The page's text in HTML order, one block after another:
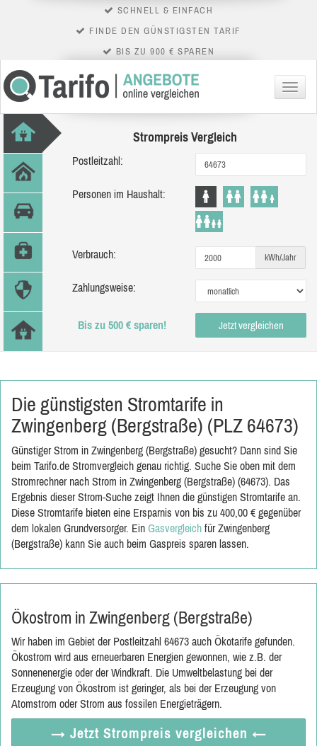
SCHNELL & EINFACH
FINDE DEN GÜNSTIGSTEN TARIF
BIS ZU 900 € SPAREN
Menü
Strompreis Vergleich
Postleitzahl:
Personen im Haushalt:
Verbrauch: kWh/Jahr
Zahlungsweise:
Bis zu 500 € sparen! Jetzt vergleichen
Die günstigsten Stromtarife in
Zwingenberg (Bergstraße) (PLZ 64673)
Günstiger Strom in Zwingenberg (Bergstraße) gesucht? Dann sind Sie
beim Tarifo.de Stromvergleich genau richtig. Suche Sie oben mit dem
Stromrechner nach Strom in Zwingenberg (Bergstraße) (64673). Das
Ergebnis dieser Strom-Suche zeigt Ihnen die günstigen Stromtarife an.
Diese Stromtarife bieten eine Ersparnis von bis zu 400,00 € gegenüber
dem lokalen Grundversorger. Ein Gasvergleich für Zwingenberg
(Bergstraße) kann Sie auch beim Gaspreis sparen lassen.
Ökostrom in Zwingenberg (Bergstraße)
Wir haben im Gebiet der Postleitzahl 64673 auch Ökotarife gefunden.
Ökostrom wird aus erneuerbaren Energien gewonnen, wie z.B. der
Sonnenenergie oder der Windkraft. Die Umweltbelastung bei der
Erzeugung von Ökostrom ist geringer, als bei der Erzeugung von
Atomstrom oder Strom aus fossilen Energieträgern.
→ Jetzt Strompreis vergleichen ←